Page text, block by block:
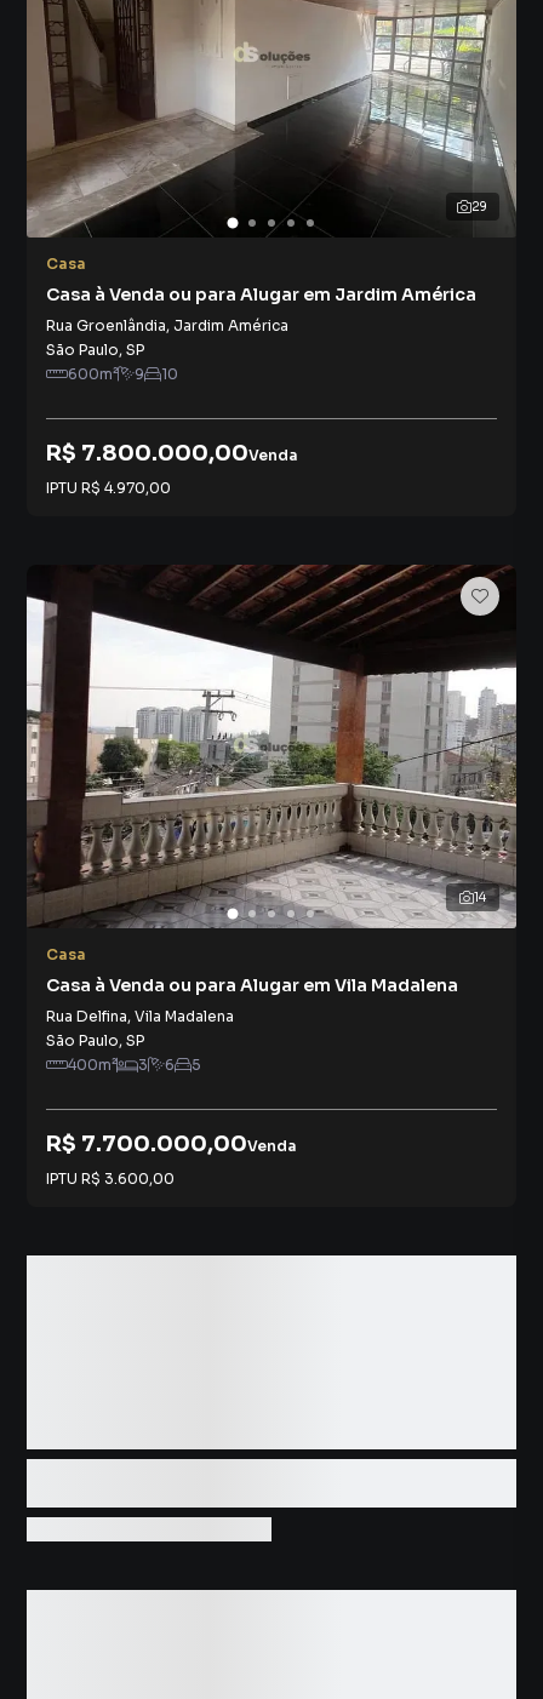
29
Casa
Casa à Venda ou para Alugar em Jardim América
Rua Groenlândia, Jardim América
São Paulo, SP
600m² 9 10
R$ 7.800.000,00Venda
IPTU R$ 4.970,00
14
Casa
Casa à Venda ou para Alugar em Vila Madalena
Rua Delfina, Vila Madalena
São Paulo, SP
400m² 3 6 5
R$ 7.700.000,00Venda
IPTU R$ 3.600,00